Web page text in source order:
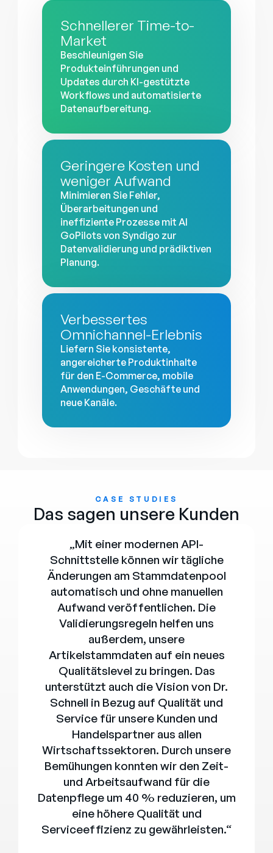
Schnellerer Time-to-
Market
Beschleunigen Sie
Produkteinführungen und
Updates durch KI-gestützte
Workflows und automatisierte
Datenaufbereitung.
Geringere Kosten und
weniger Aufwand
Minimieren Sie Fehler,
Überarbeitungen und
ineffiziente Prozesse mit AI
GoPilots von Syndigo zur
Datenvalidierung und prädiktiven
Planung.
Verbessertes
Omnichannel-Erlebnis
Liefern Sie konsistente,
angereicherte Produktinhalte
für den E-Commerce, mobile
Anwendungen, Geschäfte und
neue Kanäle.
CASE STUDIES
Das sagen unsere Kunden
„Mit einer modernen API-
Schnittstelle können wir tägliche
Änderungen am Stammdatenpool
automatisch und ohne manuellen
Aufwand veröffentlichen. Die
Validierungsregeln helfen uns
außerdem, unsere
Artikelstammdaten auf ein neues
Qualitätslevel zu bringen. Das
unterstützt auch die Vision von Dr.
Schnell in Bezug auf Qualität und
Service für unsere Kunden und
Handelspartner aus allen
Wirtschaftssektoren. Durch unsere
Bemühungen konnten wir den Zeit-
und Arbeitsaufwand für die
Datenpflege um 40 % reduzieren, um
eine höhere Qualität und
Serviceeffizienz zu gewährleisten.“